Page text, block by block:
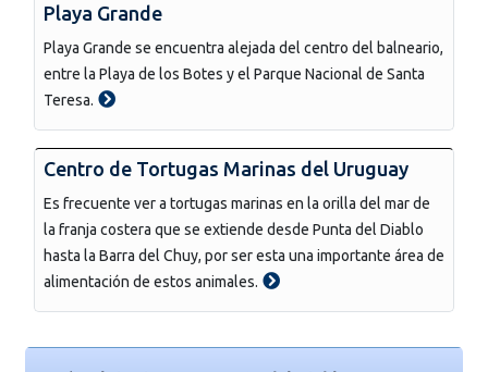
Playa Grande
Playa Grande se encuentra alejada del centro del balneario,
entre la Playa de los Botes y el Parque Nacional de Santa
Teresa.
Centro de Tortugas Marinas del Uruguay
Es frecuente ver a tortugas marinas en la orilla del mar de
la franja costera que se extiende desde Punta del Diablo
hasta la Barra del Chuy, por ser esta una importante área de
alimentación de estos animales.